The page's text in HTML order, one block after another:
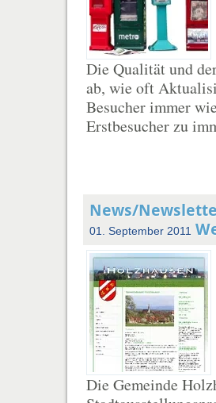
Die Qualität und
ab, wie oft
Besucher immer
Erstbesucher zu
News/
01. September 2011
Die Gemeinde